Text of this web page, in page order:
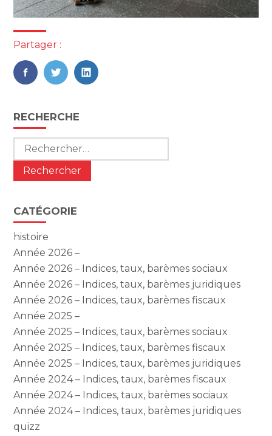
Partager :
FaceBook
TwitterLinkedIn
Blog
sidebar
RECHERCHE
Rechercher :
CATÉGORIE
histoire
Année 2026 –
Année 2026 – Indices, taux, barèmes sociaux
Année 2026 – Indices, taux, barèmes juridiques
Année 2026 – Indices, taux, barèmes fiscaux
Année 2025 –
Année 2025 – Indices, taux, barèmes sociaux
Année 2025 – Indices, taux, barèmes fiscaux
Année 2025 – Indices, taux, barèmes juridiques
Année 2024 – Indices, taux, barèmes fiscaux
Année 2024 – Indices, taux, barèmes sociaux
Année 2024 – Indices, taux, barèmes juridiques
quizz